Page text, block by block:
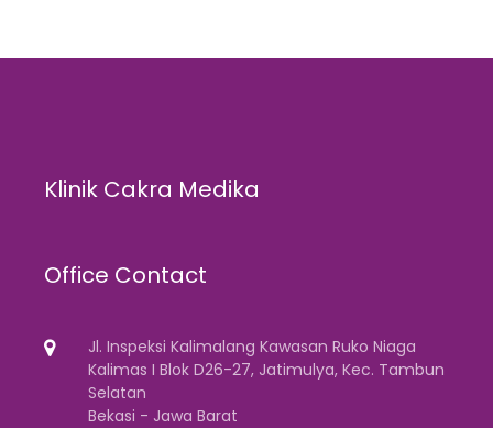
Klinik Cakra Medika
Office Contact
Jl. Inspeksi Kalimalang Kawasan Ruko Niaga
Kalimas I Blok D26-27, Jatimulya, Kec. Tambun
Selatan
Bekasi - Jawa Barat